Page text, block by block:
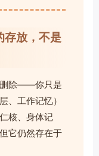
存放，不是
删除——你只是
、工作记忆）
核、身体记
它仍然存在于